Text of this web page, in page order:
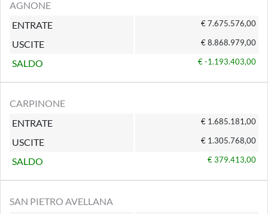
AGNONE
ENTRATE
€ 7.675.576,00
USCITE € 8.868.979,00
SALDO € -1.193.403,00
CARPINONE
ENTRATE
€ 1.685.181,00
USCITE € 1.305.768,00
SALDO € 379.413,00
SAN PIETRO AVELLANA